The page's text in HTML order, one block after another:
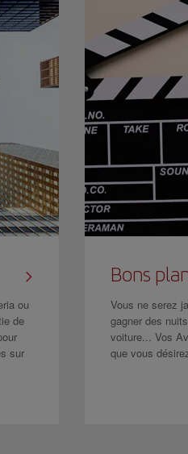
ou
de
sur
Bons
Vous ne serez
gagner des
voiture... Vos
que vous